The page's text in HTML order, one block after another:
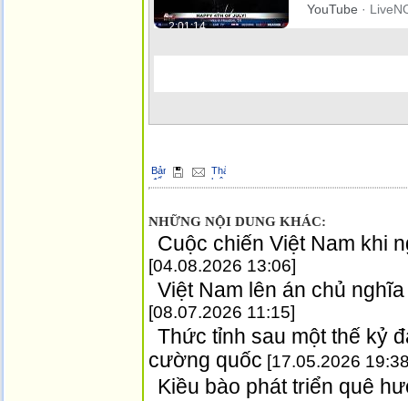
2:01:14
YouTube ·
NHỮNG NỘI DUNG KHÁC:
Cuộc chiến Việt Nam khi
[04.08.2026 13:06]
Việt Nam lên án chủ
[08.07.2026 11:15]
Thức tỉnh sau một thế kỷ
cường quốc [17.05.2026
Kiều bào phát triển quê